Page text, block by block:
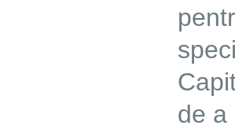
de a